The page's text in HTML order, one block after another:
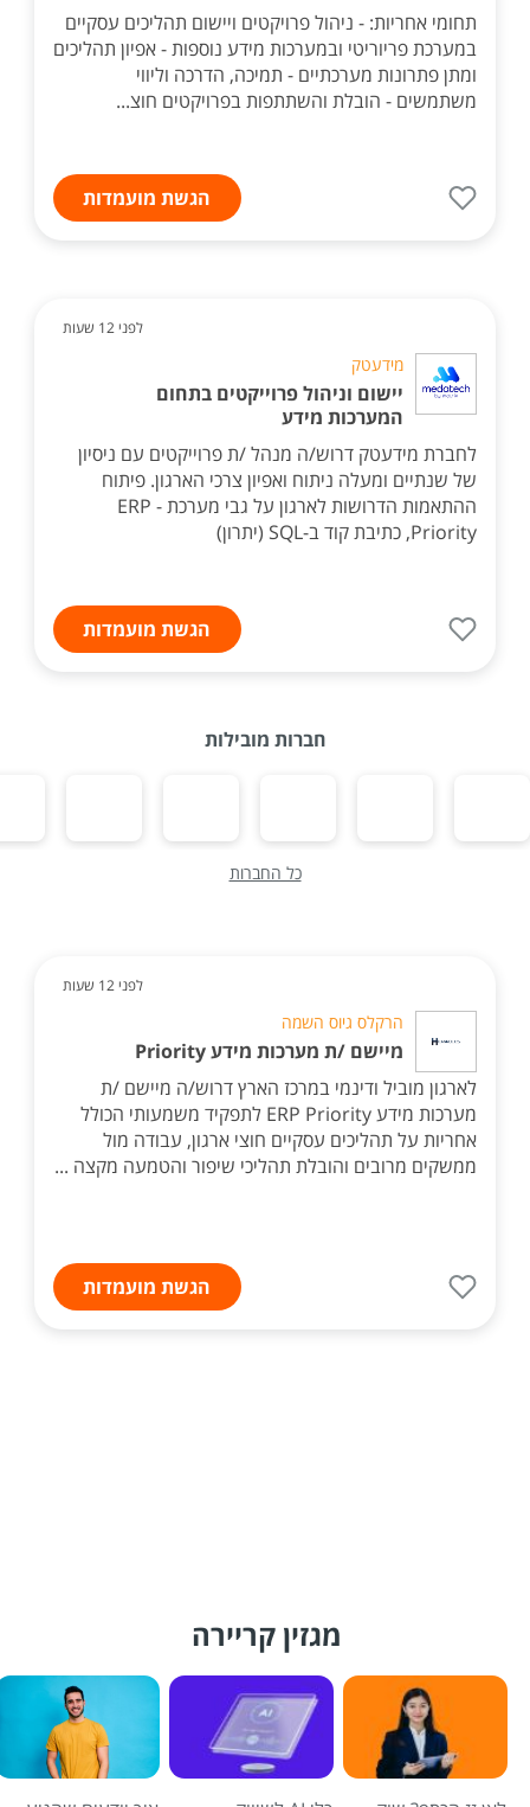
תחומי אחריות: - ניהול פרויקטים ויישום תהליכים עסקיים
במערכת פריוריטי ובמערכות מידע נוספות - אפיון תהליכים
ומתן פתרונות מערכתיים - תמיכה, הדרכה וליווי
משתמשים - הובלת והשתתפות בפרויקטים חוצ...
הגשת מועמדות
לפני 12 שעות
מידעטק
יישום וניהול פרוייקטים בתחום
המערכות מידע
לחברת מידעטק דרוש/ה מנהל /ת פרוייקטים עם ניסיון
של שנתיים ומעלה ניתוח ואפיון צרכי הארגון. פיתוח
ההתאמות הדרושות לארגון על גבי מערכת ERP -
Priority, כתיבת קוד ב-SQL (יתרון)
הגשת מועמדות
חברות מובילות
כל החברות
לפני 12 שעות
הרקלס גיוס השמה
מיישם /ת מערכות מידע Priority
לארגון מוביל ודינמי במרכז הארץ דרוש/ה מיישם /ת
מערכות מידע ERP Priority לתפקיד משמעותי הכולל
אחריות על תהליכים עסקיים חוצי ארגון, עבודה מול
ממשקים מרובים והובלת תהליכי שיפור והטמעה מקצה ...
הגשת מועמדות
מגזין קריירה